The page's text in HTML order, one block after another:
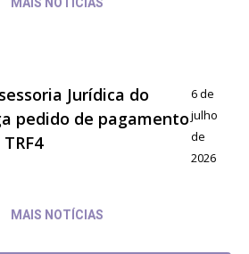
Jurídica do
pedido de pagamento
6 de
julho
de
2026
MAIS NOTÍCIAS